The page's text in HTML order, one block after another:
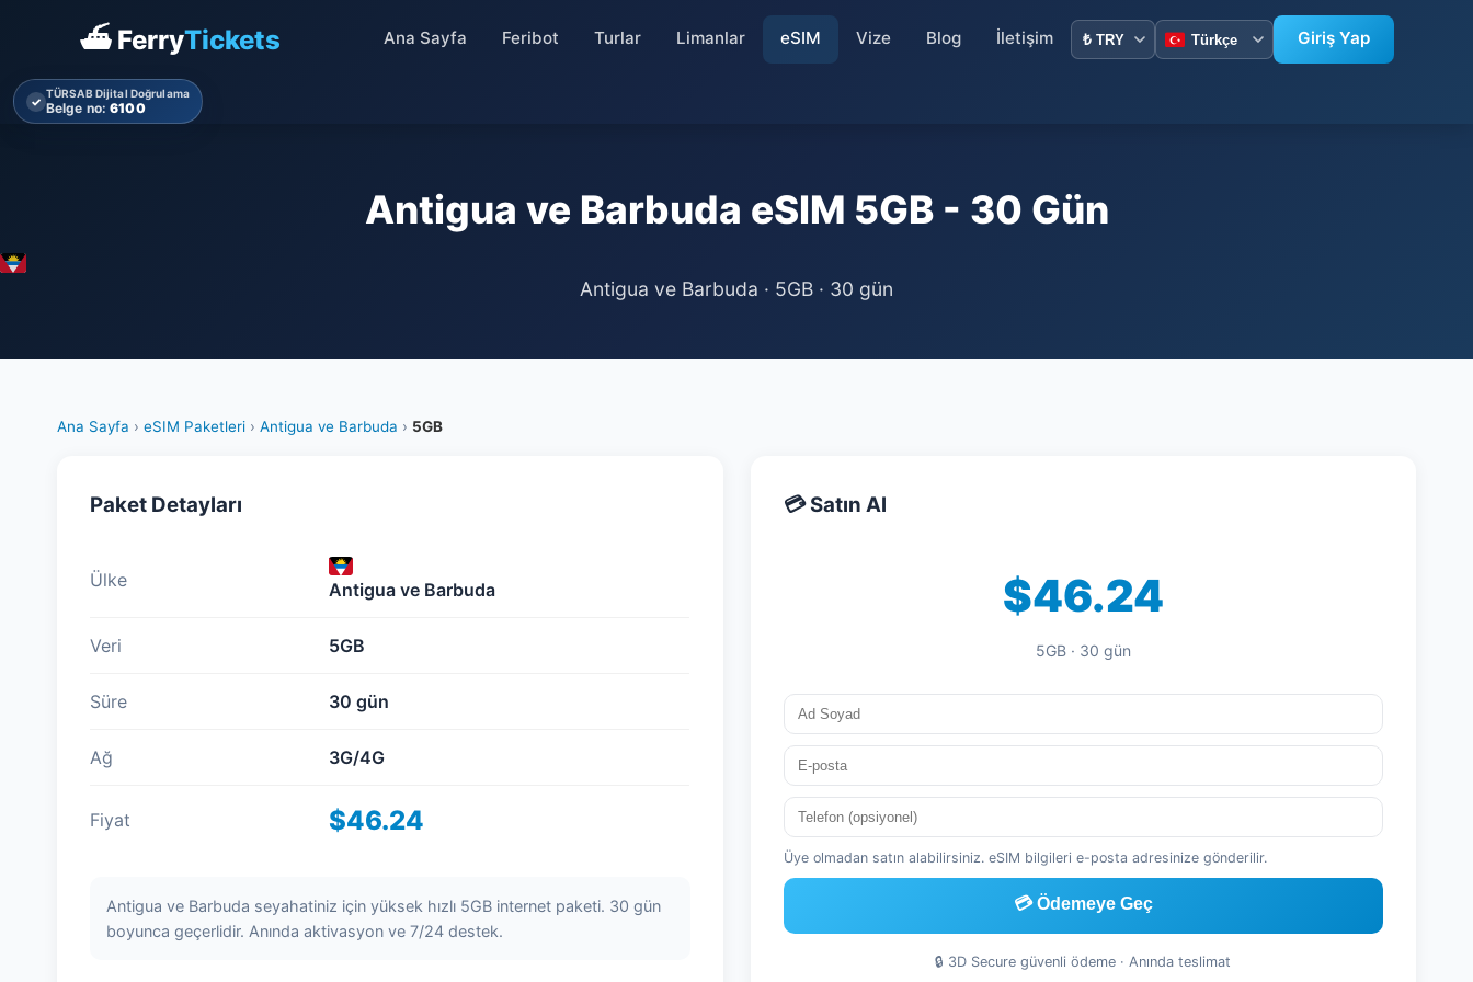
⛴ FerryTickets Ana Sayfa Feribot Turlar Limanlar eSIM Vize Blog İletişim Giriş Yap
✓
TÜRSAB Dijital Doğrulama
Belge no: 6100
Antigua ve Barbuda eSIM 5GB - 30 Gün
Antigua ve Barbuda · 5GB · 30 gün
Ana Sayfa › eSIM Paketleri › Antigua ve Barbuda › 5GB
Paket Detayları
Ülke Antigua ve Barbuda
Veri 5GB
Süre 30 gün
Ağ 3G/4G
Fiyat $46.24
Antigua ve Barbuda seyahatiniz için yüksek hızlı 5GB internet paketi. 30 gün
boyunca geçerlidir. Anında aktivasyon ve 7/24 destek.
💳 Satın Al
$46.24
5GB · 30 gün
Üye olmadan satın alabilirsiniz. eSIM bilgileri e-posta adresinize gönderilir.
💳 Ödemeye Geç
🔒 3D Secure güvenli ödeme · Anında teslimat